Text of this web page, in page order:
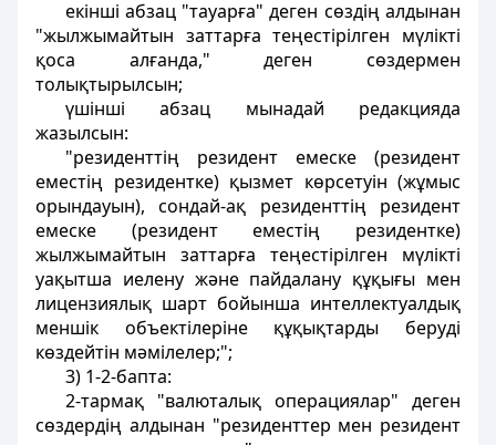
екінші абзац "тауарға" деген сөздің алдынан
"жылжымайтын заттарға теңестірілген мүлікті
қоса алғанда," деген сөздермен
толықтырылсын;
үшінші абзац мынадай редакцияда
жазылсын:
"резиденттің резидент емеске (резидент
еместің резидентке) қызмет көрсетуін (жұмыс
орындауын), сондай-ақ резиденттің резидент
емеске (резидент еместің резидентке)
жылжымайтын заттарға теңестірілген мүлікті
уақытша иелену және пайдалану құқығы мен
лицензиялық шарт бойынша интеллектуалдық
меншік объектілеріне құқықтарды беруді
көздейтін мәмілелер;";
3) 1-2-бапта:
2-тармақ "валюталық операциялар" деген
сөздердің алдынан "резиденттер мен резидент